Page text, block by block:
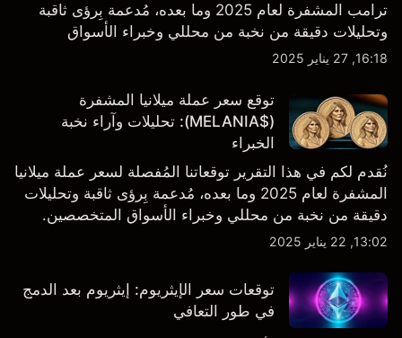
ترامب المشفرة لعام 2025 وما بعده، مُدعمة بِرؤى ثاقبة
وتحليلات دقيقة من نخبة من محللي وخبراء الأسواق
المتخصصين
16:18, 27 يناير 2025
توقع سعر عملة ميلانيا المشفرة
($MELANIA): تحليلات وآراء نخبة
الخبراء
نُقدم لكم في هذا التقرير توقعاتنا المُفصلة لسعر عملة ميلانيا
المشفرة لعام 2025 وما بعده، مُدعمة بِرؤى ثاقبة وتحليلات
دقيقة من نخبة من محللي وخبراء الأسواق المتخصصين.
13:02, 22 يناير 2025
توقعات سعر الإيثريوم: إيثريوم بعد الدمج
في طور التعافي